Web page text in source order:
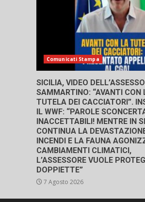
Comunicati Stampa
SICILIA, VIDEO
SAMMARTINO: “AVANTI CON
TUTELA DEI CACCIATORI”.
IL WWF: “PAROLE
INACCETTABILI! MENTRE IN
CONTINUA LA
INCENDI E LA FAUNA
CAMBIAMENTI CLIMATICI,
L’ASSESSORE VUOLE
DOPPIETTE”
7 Agosto 2026